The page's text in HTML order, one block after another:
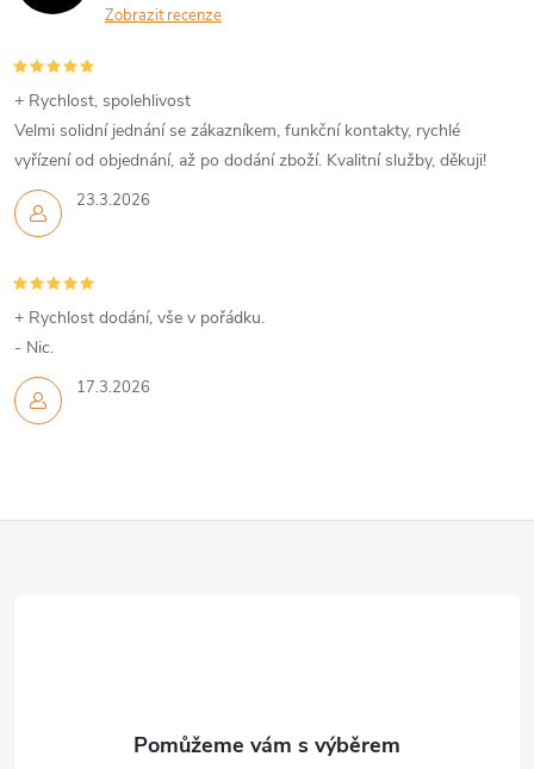
Zobrazit recenze
23.3.2026
+ Rychlost, spolehlivost
Velmi solidní jednání se zákazníkem, funkční kontakty, rychlé
vyřízení od objednání, až po dodání zboží. Kvalitní služby, děkuji!
17.3.2026
+ Rychlost dodání, vše v pořádku.
- Nic.